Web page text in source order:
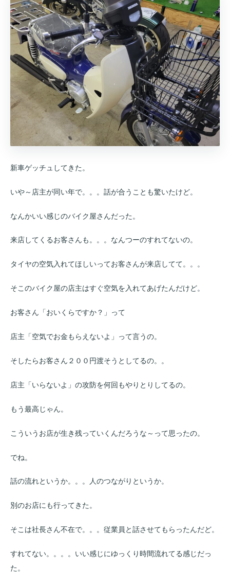
新車ゲッチュしてきた。
いや～店主が同い年で。。。話が合うことも驚いたけど。
なんかいい感じのバイク屋さんだった。
来店してくるお客さんも。。。なんつーのすれてないの。
タイヤの空気入れてほしいってお客さんが来店してて。。。
そこのバイク屋の店主はすぐ空気を入れてあげたんだけど。
お客さん「おいくらですか？」って
店主「空気でお金もらえないよ」って言うの。
そしたらお客さん２００円渡そうとしてるの。。
店主「いらないよ」の攻防を何回もやりとりしてるの。
もう最高じゃん。
こういうお店が生き残っていくんだろうな～って思ったの。
でね。
話の流れというか。。。人のつながりというか。
別のお店にも行ってきた。
そこは社長さん不在で。。。従業員と話させてもらったんだど。
すれてない。。。。いい感じにゆっくり時間流れてる感じだっ
た。